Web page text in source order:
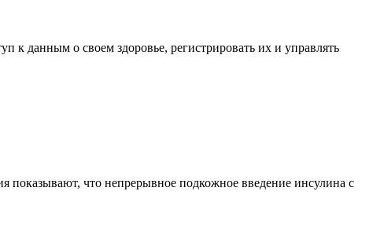
к данным о своем здоровье, регистрировать их и управлять
показывают, что непрерывное подкожное введение инсулина с